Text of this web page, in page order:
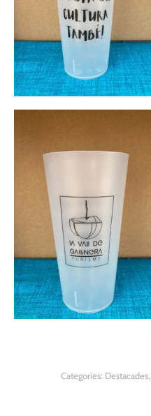
Categories: Destacades,